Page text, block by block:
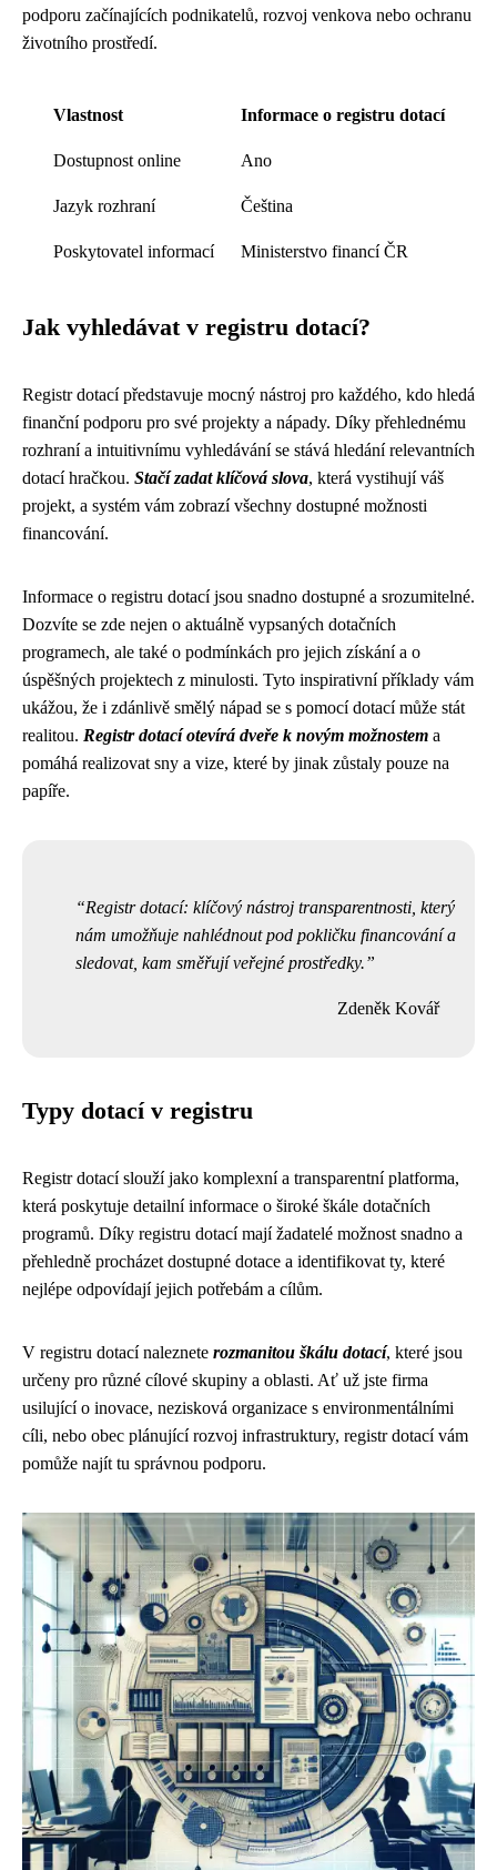
podporu začínajících podnikatelů, rozvoj venkova nebo ochranu
životního prostředí.
Vlastnost Informace o registru dotací
Dostupnost online Ano
Jazyk rozhraní Čeština
Poskytovatel informací Ministerstvo financí ČR
Jak vyhledávat v registru dotací?
Registr dotací představuje mocný nástroj pro každého, kdo hledá
finanční podporu pro své projekty a nápady. Díky přehlednému
rozhraní a intuitivnímu vyhledávání se stává hledání relevantních
dotací hračkou. Stačí zadat klíčová slova, která vystihují váš
projekt, a systém vám zobrazí všechny dostupné možnosti
financování.
Informace o registru dotací jsou snadno dostupné a srozumitelné.
Dozvíte se zde nejen o aktuálně vypsaných dotačních
programech, ale také o podmínkách pro jejich získání a o
úspěšných projektech z minulosti. Tyto inspirativní příklady vám
ukážou, že i zdánlivě smělý nápad se s pomocí dotací může stát
realitou. Registr dotací otevírá dveře k novým možnostem a
pomáhá realizovat sny a vize, které by jinak zůstaly pouze na
papíře.
Registr dotací: klíčový nástroj transparentnosti, který
nám umožňuje nahlédnout pod pokličku financování a
sledovat, kam směřují veřejné prostředky.
Zdeněk Kovář
Typy dotací v registru
Registr dotací slouží jako komplexní a transparentní platforma,
která poskytuje detailní informace o široké škále dotačních
programů. Díky registru dotací mají žadatelé možnost snadno a
přehledně procházet dostupné dotace a identifikovat ty, které
nejlépe odpovídají jejich potřebám a cílům.
V registru dotací naleznete rozmanitou škálu dotací, které jsou
určeny pro různé cílové skupiny a oblasti. Ať už jste firma
usilující o inovace, nezisková organizace s environmentálními
cíli, nebo obec plánující rozvoj infrastruktury, registr dotací vám
pomůže najít tu správnou podporu.